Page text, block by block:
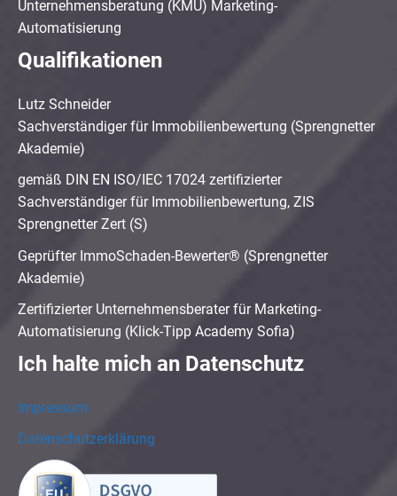
Unternehmensberatung (KMU) Marketing-
Automatisierung
Qualifikationen
Lutz Schneider
Sachverständiger für Immobilienbewertung (Sprengnetter
Akademie)
gemäß DIN EN ISO/IEC 17024 zertifizierter
Sachverständiger für Immobilienbewertung, ZIS
Sprengnetter Zert (S)
Geprüfter ImmoSchaden-Bewerter® (Sprengnetter
Akademie)
Zertifizierter Unternehmensberater für Marketing-
Automatisierung (Klick-Tipp Academy Sofia)
Ich halte mich an Datenschutz
Impressum
Datenschutzerklärung